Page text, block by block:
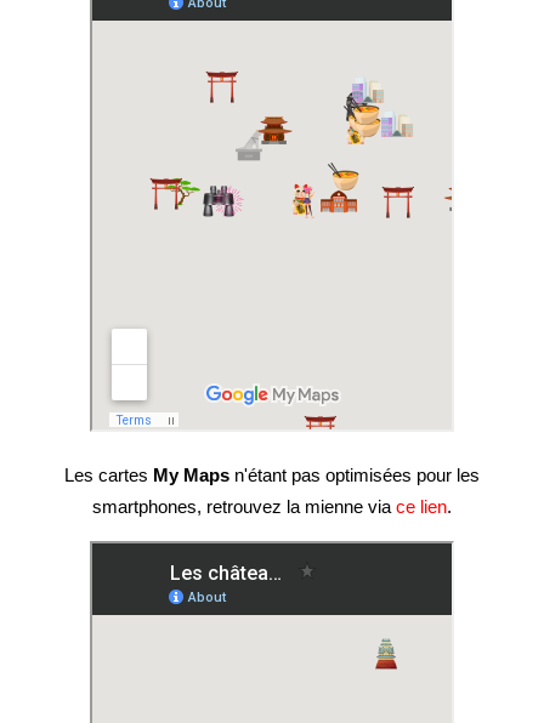
Les cartes My Maps n'étant pas optimisées pour les
smartphones, retrouvez la mienne via ce lien.